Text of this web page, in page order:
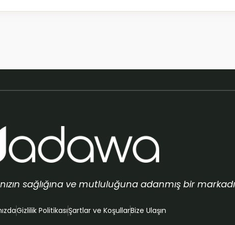
sağlığına ve mutluluğuna adanmış bir
Gizlilik PolitikasıŞartlar ve KoşullarBize Ulaşın